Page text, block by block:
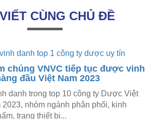
CÙNG CHỦ ĐỀ
chủng VNVC tiếp tục được vinh
đầu Việt Nam 2023
danh trong top 10 công ty Dược Việt
2023, nhóm ngành phân phối, kinh
trang thiết bị...